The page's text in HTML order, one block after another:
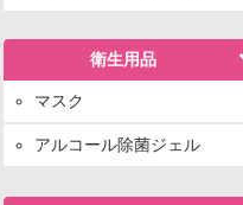
衛生用品
マスク
アルコール除菌ジェル